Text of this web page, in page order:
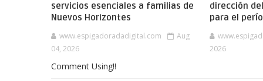
servicios esenciales a familias de
Nuevos Horizontes
www.espigadoradadigital.com
Aug
04, 2026
dirección
para el
2026
Comment Using!!